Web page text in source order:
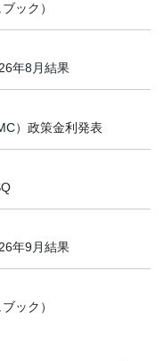
ック）
年8月結果
）政策金利発表
年9月結果
ック）